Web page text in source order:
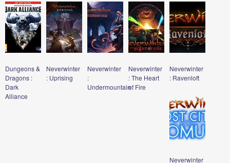
Dungeons &
Dragons :
Dark
Alliance
Neverwinter
: Uprising
Neverwinter
:
Undermountain
Neverwinter
: The Heart
of Fire
Neverwinter
: Ravenloft
Neverwinter